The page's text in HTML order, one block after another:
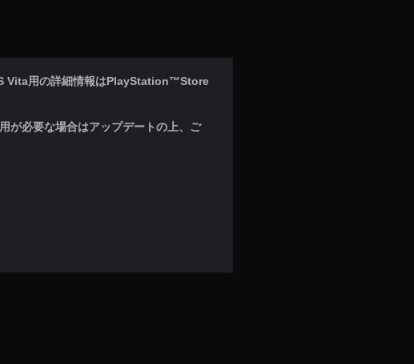
Vita用の詳細情報はPlayStation™Store
が必要な場合はアップデートの上、ご